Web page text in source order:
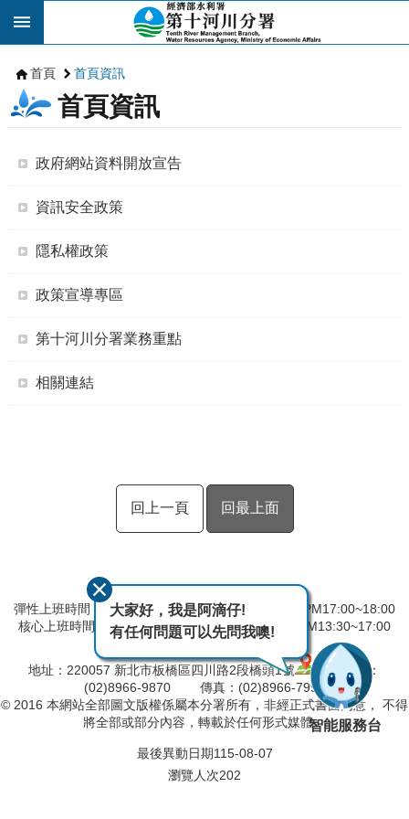
跳到主要內容區塊
首頁 首頁資訊
首頁資訊
政府網站資料開放宣告
資訊安全政策
隱私權政策
政策宣導專區
第十河川分署業務重點
相關連結
回上一頁 回最上面
彈性上班時間：AM8:00~09:00 彈性下班時間：PM17:00~18:00
核心上班時間：星期一 ~ 星期五 AM08:30~12:30 PM13:30~17:00
中午時間服務台不休息
地址：220057 新北市板橋區四川路2段橋頭1號
電話：
(02)8966-9870 傳真：(02)8966-7996
© 2016 本網站全部圖文版權係屬本分署所有，非經正式書面同意， 不得
將全部或部分內容，轉載於任何形式媒體。
最後異動日期115-08-07
瀏覽人次202
大家好，我是阿滴仔!
有任何問題可以先問我噢!
智能服務台